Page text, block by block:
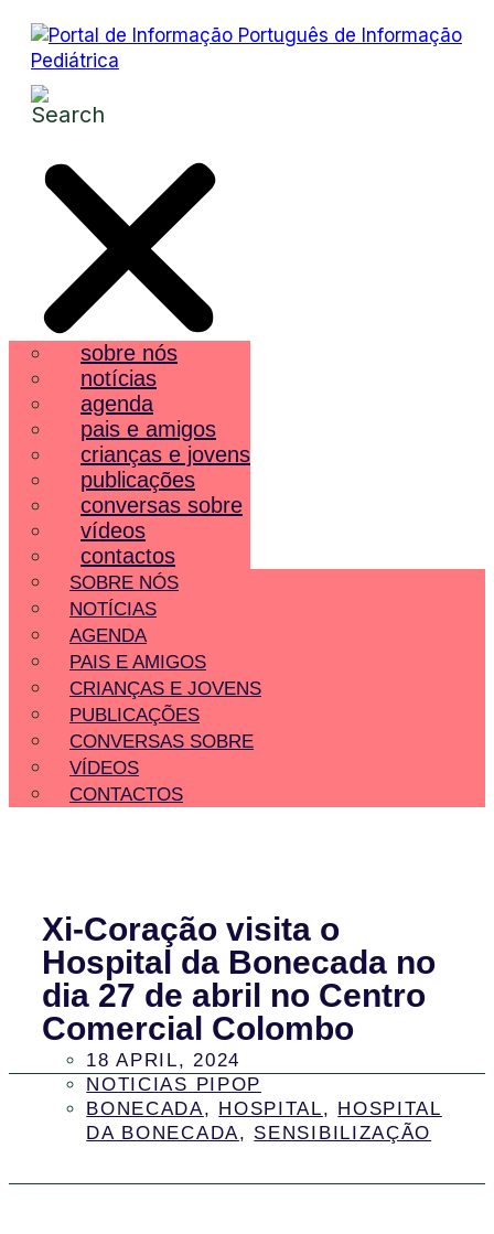
sobre nós
notícias
agenda
pais e amigos
crianças e jovens
publicações
conversas sobre
vídeos
contactos
SOBRE NÓS
NOTÍCIAS
AGENDA
PAIS E AMIGOS
CRIANÇAS E JOVENS
PUBLICAÇÕES
CONVERSAS SOBRE
VÍDEOS
CONTACTOS
Xi-Coração visita o
Hospital da Bonecada no
dia 27 de abril no Centro
Comercial Colombo
18 APRIL, 2024
NOTICIAS PIPOP
BONECADA, HOSPITAL, HOSPITAL
DA BONECADA, SENSIBILIZAÇÃO